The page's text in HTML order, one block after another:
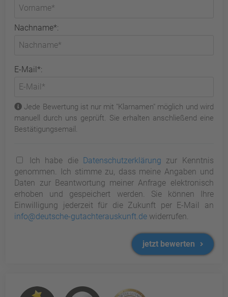
Nachname*:
E-Mail*:
Jede Bewertung ist nur mit "Klarnamen" möglich und wird
manuell durch uns geprüft. Sie erhalten anschließend eine
Bestätigungsemail.
Ich habe die Datenschutzerklärung zur Kenntnis
genommen. Ich stimme zu, dass meine Angaben und
Daten zur Beantwortung meiner Anfrage elektronisch
erhoben und gespeichert werden. Sie können Ihre
Einwilligung jederzeit für die Zukunft per E-Mail an
info@deutsche-gutachterauskunft.de widerrufen.
jetzt bewerten